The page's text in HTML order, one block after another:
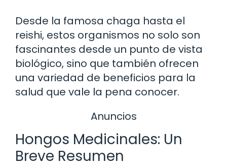
Desde la famosa chaga hasta el
reishi, estos organismos no solo son
fascinantes desde un punto de vista
biológico, sino que también ofrecen
una variedad de beneficios para la
salud que vale la pena conocer.
Anuncios
Hongos Medicinales: Un
Breve Resumen